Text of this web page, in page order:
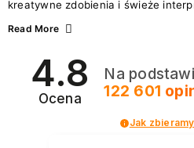
kreatywne zdobienia i świeże
zarówno energetycznych odcieni
2026? Znajdź inspirację dla swojego
Read More
4.8
Ocena
Na
122 601
Jak